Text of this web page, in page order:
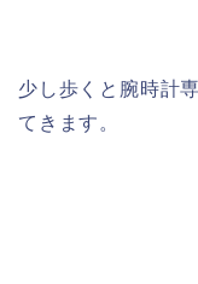
少し歩くと腕時計
てきます。